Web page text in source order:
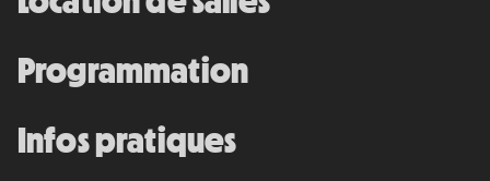
Programmation
Infos pratiques